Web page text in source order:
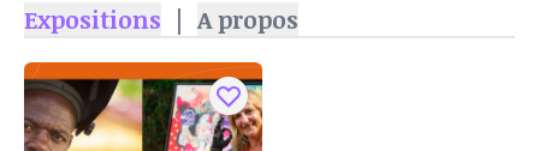
Expositions | A propos